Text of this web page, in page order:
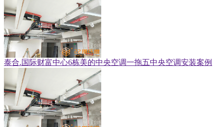
泰合.国际财富中心6栋美的中央空调一拖五中央空调安装案例